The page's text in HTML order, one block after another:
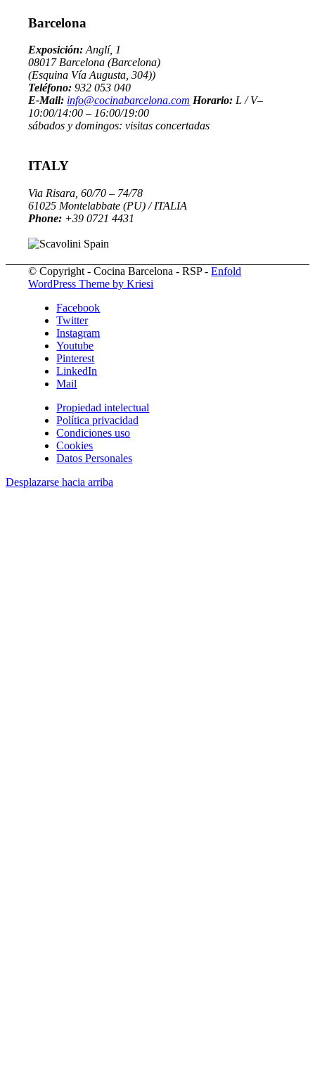
Barcelona
Exposición: Anglí, 1
08017 Barcelona (Barcelona)
(Esquina Vía Augusta, 304))
Teléfono: 932 053 040
E-Mail: info@cocinabarcelona.com Horario: L / V–
10:00/14:00 – 16:00/19:00
sábados y domingos: visitas concertadas
ITALY
Via Risara, 60/70 – 74/78
61025 Montelabbate (PU) / ITALIA
Phone: +39 0721 4431
© Copyright - Cocina Barcelona - RSP -Enfold
WordPress Theme by Kriesi
Facebook
Twitter
Instagram
Youtube
Pinterest
LinkedIn
Mail
Propiedad intelectual
Política privacidad
Condiciones uso
Cookies
Datos Personales
Desplazarse hacia arriba